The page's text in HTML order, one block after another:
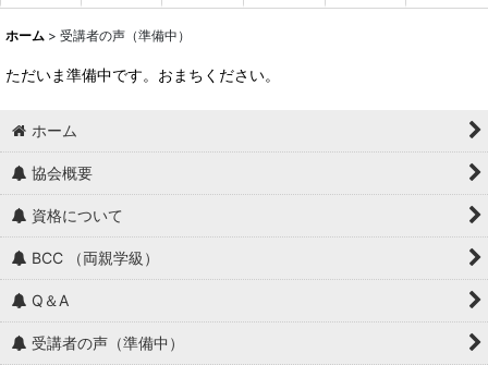
ホーム > 受講者の声（準備中）
ただいま準備中です。おまちください。
ホーム
協会概要
資格について
BCC （両親学級）
Q＆A
受講者の声（準備中）